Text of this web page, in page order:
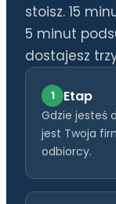
stoisz. 15
5 minut
dostajesz
1 Etap
Gdzie jesteś
jest Twoja
odbiorcy.